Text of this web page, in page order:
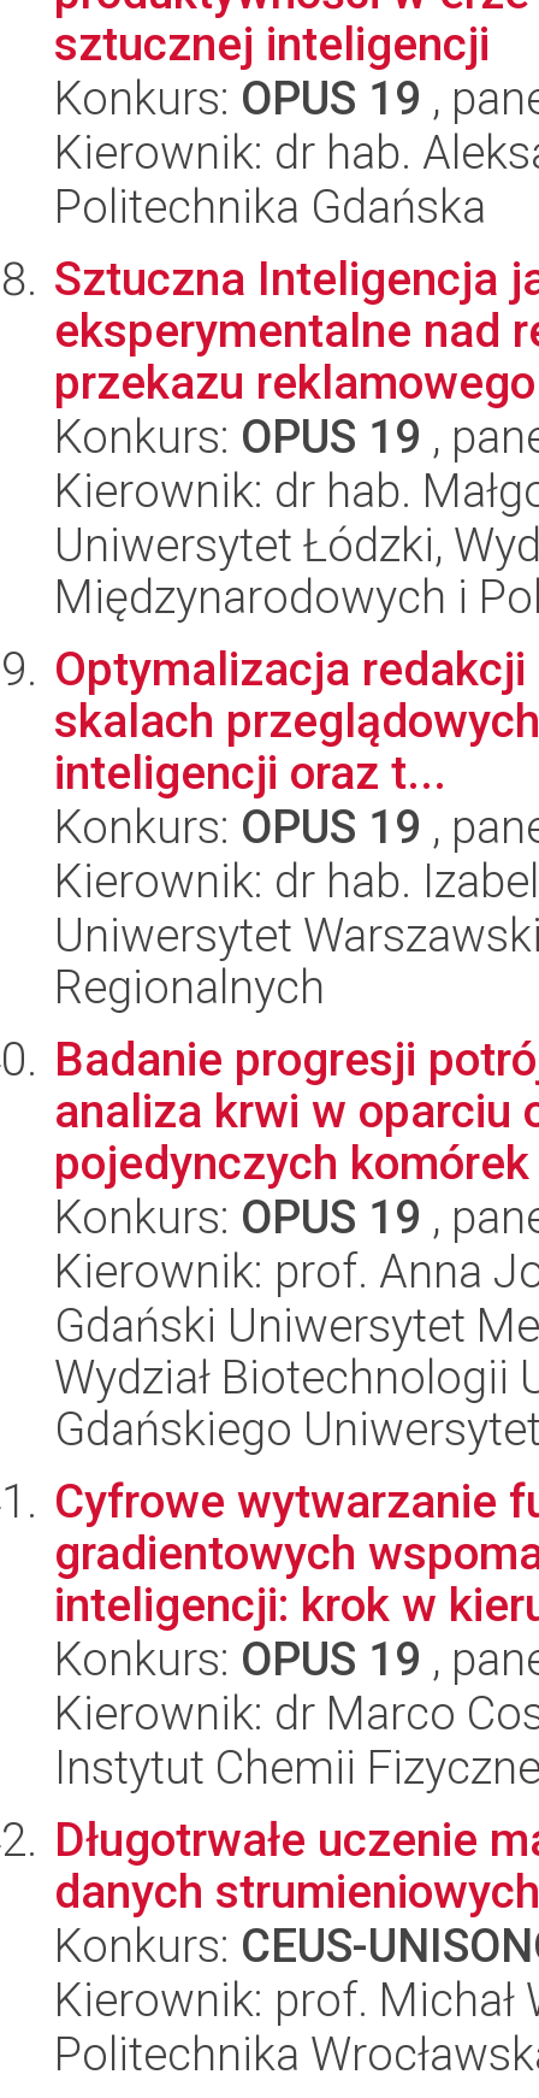
sztucznej inteligencji
Konkurs: OPUS 19 ,
Kierownik: dr hab.
Politechnika Gdańska
Sztuczna Inteligencja
eksperymentalne nad
przekazu
Konkurs: OPUS 19 ,
Kierownik: dr hab.
Uniwersytet Łódzki,
Międzynarodowych i
Optymalizacja
skalach
inteligencji oraz t...
Konkurs: OPUS 19 ,
Kierownik: dr hab.
Uniwersytet
Regionalnych
Badanie progresji
analiza krwi w oparciu
pojedynczych
Konkurs: OPUS 19 ,
Kierownik: prof. Anna
Gdański Uniwersytet
Wydział Biotechnologii
Gdańskiego
Cyfrowe wytwarzanie
gradientowych
inteligencji: krok w
Konkurs: OPUS 19 ,
Kierownik: dr Marco
Instytut Chemii
Długotrwałe uczenie
danych strumieniowych
Konkurs: CEUS-
Kierownik: prof. Michał
Politechnika